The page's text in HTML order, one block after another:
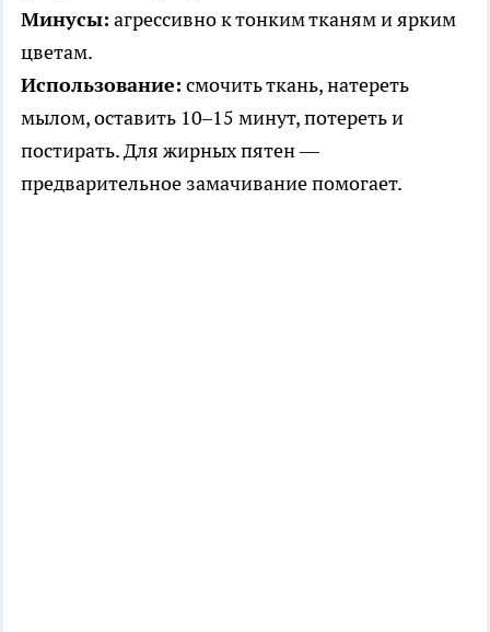
Минусы: агрессивно к тонким тканям и ярким
цветам.
Использование: смочить ткань, натереть
мылом, оставить 10–15 минут, потереть и
постирать. Для жирных пятен —
предварительное замачивание помогает.